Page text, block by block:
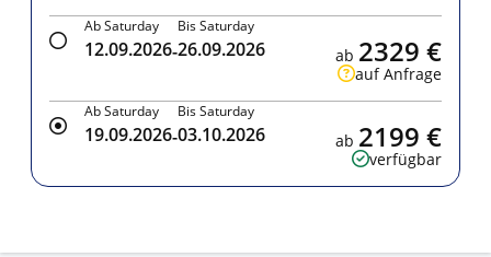
Ab Saturday
12.09.2026-
Bis Saturday
26.09.2026
auf Anfrage
ab 2329 €
Ab Saturday
19.09.2026-
Bis Saturday
03.10.2026
verfügbar
ab 2199 €